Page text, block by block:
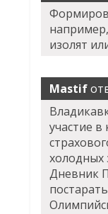
изолят
Mastif
участие
холодных
Дневник